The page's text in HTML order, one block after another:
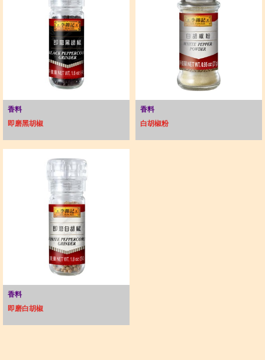
香料
即磨黑胡椒
香料
白胡椒粉
香料
即磨白胡椒